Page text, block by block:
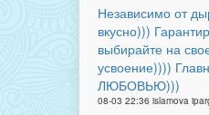
Независимо от
вкусно)))
выбирайте на
усвоение))))
ЛЮБОВЬЮ)))
08-03 22:36 islamova